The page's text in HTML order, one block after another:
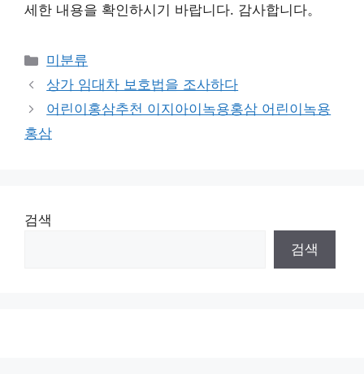
세한 내용을 확인하시기 바랍니다. 감사합니다。
Categories
미분류
상가 임대차 보호법을 조사하다
어린이홍삼추천 이지아이녹용홍삼 어린이녹용
홍삼
검색
검색